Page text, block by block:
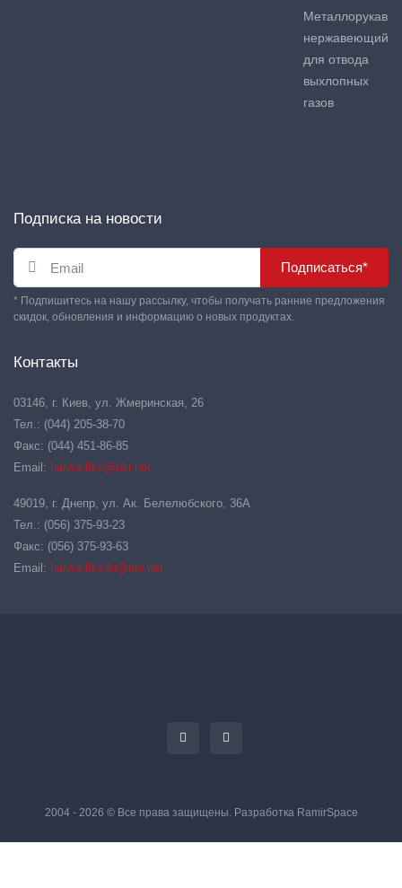
Металлорукав
нержавеющий
для отвода
выхлопных
газов
Подписка на новости
Подписаться*
* Подпишитесь на нашу рассылку, чтобы получать ранние предложения
скидок, обновления и информацию о новых продуктах.
Контакты
03146, г. Киев, ул. Жмеринская, 26
Тел.: (044) 205-38-70
Факс: (044) 451-86-85
Email: hansa-flex@ukr.net
49019, г. Днепр, ул. Ак. Белелюбского, 36А
Тел.: (056) 375-93-23
Факс: (056) 375-93-63
Email: hansa-flexdn@ukr.net
2004 - 2026 © Все права защищены. Разработка RamirSpace